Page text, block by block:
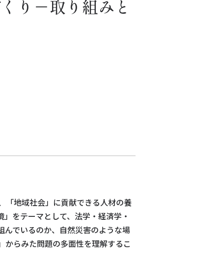
り－取り組みと
「地域社会」に貢献できる人材の養
をテーマとして、法学・経済学・
でいるのか、自然災害のような場
らみた問題の多面性を理解するこ